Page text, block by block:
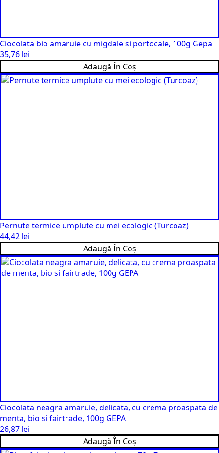
Ciocolata bio amaruie cu migdale si portocale, 100g Gepa
35,76 lei
Adaugă În Coș
Pernute termice umplute cu mei ecologic (Turcoaz)
44,42 lei
Adaugă În Coș
Ciocolata neagra amaruie, delicata, cu crema proaspata de
menta, bio si fairtrade, 100g GEPA
26,87 lei
Adaugă În Coș